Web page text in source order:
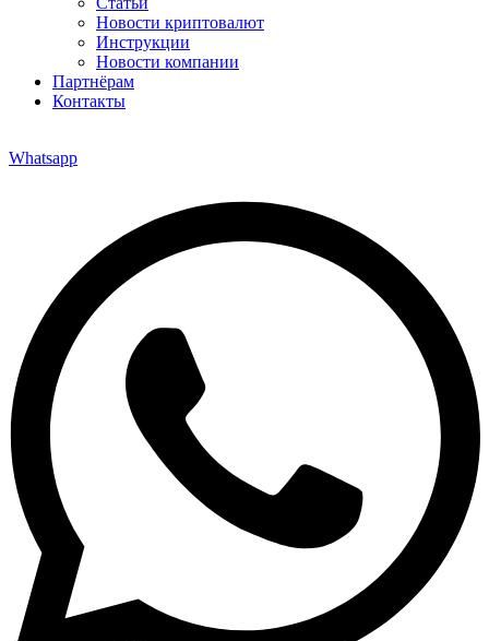
Новости криптовалют
Инструкции
Новости компании
Партнёрам
Контакты
Whatsapp